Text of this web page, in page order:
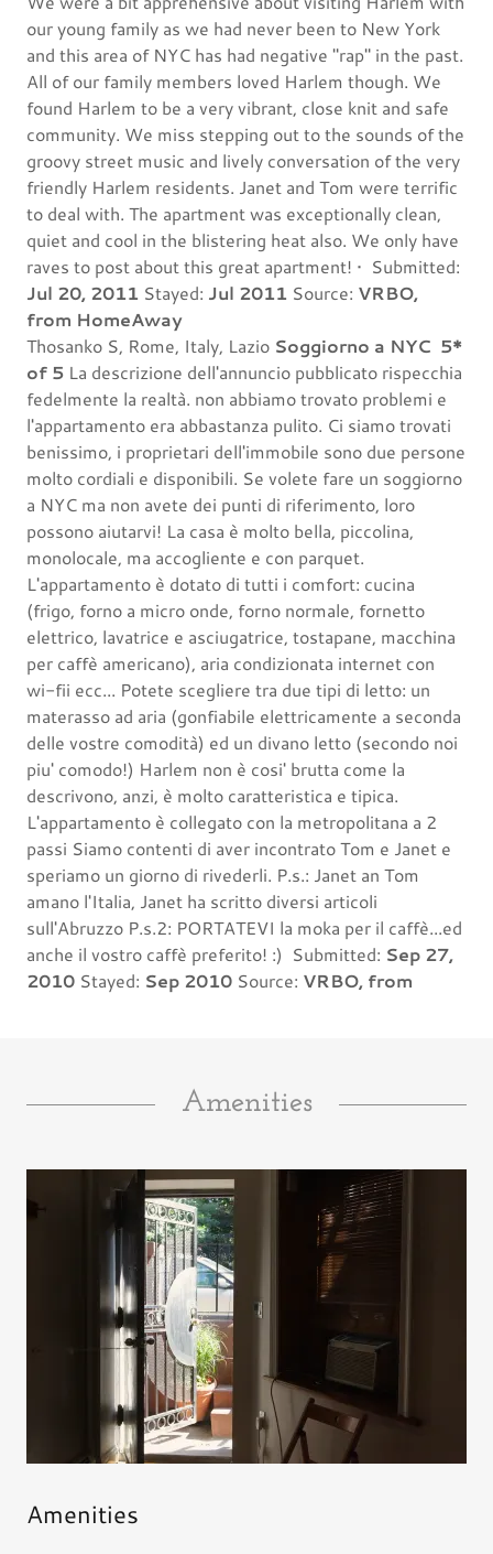
our young family as we had never been to New York
and this area of NYC has had negative "rap" in the past.
All of our family members loved Harlem though. We
found Harlem to be a very vibrant, close knit and safe
community. We miss stepping out to the sounds of the
groovy street music and lively conversation of the very
friendly Harlem residents. Janet and Tom were terrific
to deal with. The apartment was exceptionally clean,
quiet and cool in the blistering heat also. We only have
raves to post about this great apartment! • Submitted:
Jul 20, 2011 Stayed: Jul 2011 Source: VRBO,
from HomeAway
Thosanko S, Rome, Italy, Lazio Soggiorno a NYC 5*
of 5 La descrizione dell'annuncio pubblicato rispecchia
fedelmente la realtà. non abbiamo trovato problemi e
l'appartamento era abbastanza pulito. Ci siamo trovati
benissimo, i proprietari dell'immobile sono due persone
molto cordiali e disponibili. Se volete fare un soggiorno
a NYC ma non avete dei punti di riferimento, loro
possono aiutarvi! La casa è molto bella, piccolina,
monolocale, ma accogliente e con parquet.
L'appartamento è dotato di tutti i comfort: cucina
(frigo, forno a micro onde, forno normale, fornetto
elettrico, lavatrice e asciugatrice, tostapane, macchina
per caffè americano), aria condizionata internet con
wi-fii ecc... Potete scegliere tra due tipi di letto: un
materasso ad aria (gonfiabile elettricamente a seconda
delle vostre comodità) ed un divano letto (secondo noi
piu' comodo!) Harlem non è cosi' brutta come la
descrivono, anzi, è molto caratteristica e tipica.
L'appartamento è collegato con la metropolitana a 2
passi Siamo contenti di aver incontrato Tom e Janet e
speriamo un giorno di rivederli. P.s.: Janet an Tom
amano l'Italia, Janet ha scritto diversi articoli
sull'Abruzzo P.s.2: PORTATEVI la moka per il caffè...ed
anche il vostro caffè preferito! :) Submitted: Sep 27,
2010 Stayed: Sep 2010 Source: VRBO, from
Amenities
Amenities